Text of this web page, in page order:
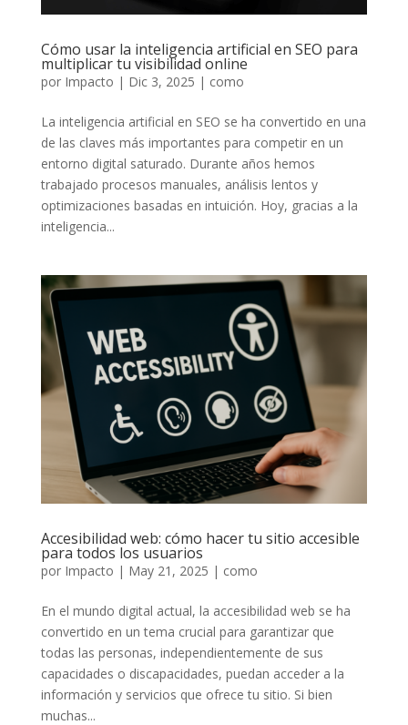
Cómo usar la inteligencia artificial en SEO para
multiplicar tu visibilidad online
por Impacto | Dic 3, 2025 | como
La inteligencia artificial en SEO se ha convertido en una
de las claves más importantes para competir en un
entorno digital saturado. Durante años hemos
trabajado procesos manuales, análisis lentos y
optimizaciones basadas en intuición. Hoy, gracias a la
inteligencia...
Accesibilidad web: cómo hacer tu sitio accesible
para todos los usuarios
por Impacto | May 21, 2025 | como
En el mundo digital actual, la accesibilidad web se ha
convertido en un tema crucial para garantizar que
todas las personas, independientemente de sus
capacidades o discapacidades, puedan acceder a la
información y servicios que ofrece tu sitio. Si bien
muchas...